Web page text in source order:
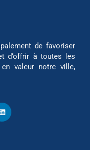
de favoriser
d’offrir à toutes les
valeur notre ville,